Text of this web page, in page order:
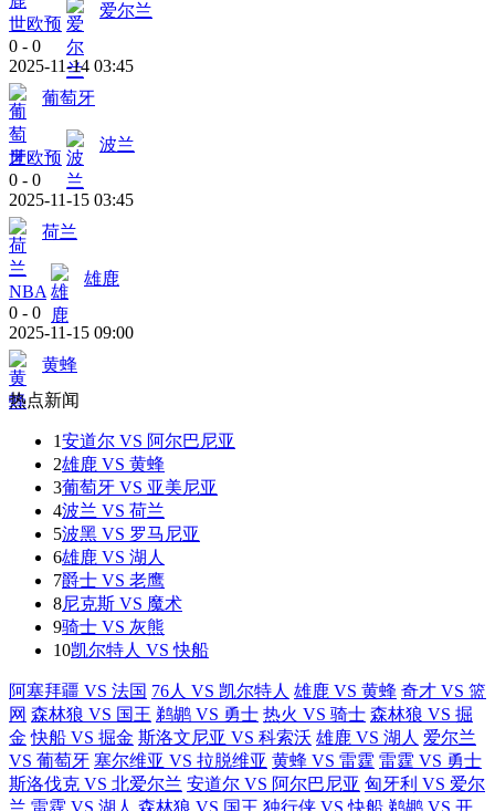
世欧预
爱尔兰
0 - 0
2025-11-14 03:45
葡萄牙
世欧预
波兰
0 - 0
2025-11-15 03:45
荷兰
NBA
雄鹿
0 - 0
2025-11-15 09:00
黄蜂
热点新闻
1安道尔 VS 阿尔巴尼亚
2雄鹿 VS 黄蜂
3葡萄牙 VS 亚美尼亚
4波兰 VS 荷兰
5波黑 VS 罗马尼亚
6雄鹿 VS 湖人
7爵士 VS 老鹰
8尼克斯 VS 魔术
9骑士 VS 灰熊
10凯尔特人 VS 快船
阿塞拜疆 VS 法国 76人 VS 凯尔特人 雄鹿 VS 黄蜂 奇才 VS 篮
网 森林狼 VS 国王 鹈鹕 VS 勇士 热火 VS 骑士 森林狼 VS 掘
金 快船 VS 掘金 斯洛文尼亚 VS 科索沃 雄鹿 VS 湖人 爱尔兰
VS 葡萄牙 塞尔维亚 VS 拉脱维亚 黄蜂 VS 雷霆 雷霆 VS 勇士
斯洛伐克 VS 北爱尔兰 安道尔 VS 阿尔巴尼亚 匈牙利 VS 爱尔
兰 雷霆 VS 湖人 森林狼 VS 国王 独行侠 VS 快船 鹈鹕 VS 开